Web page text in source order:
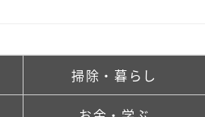
掃除・暮らし